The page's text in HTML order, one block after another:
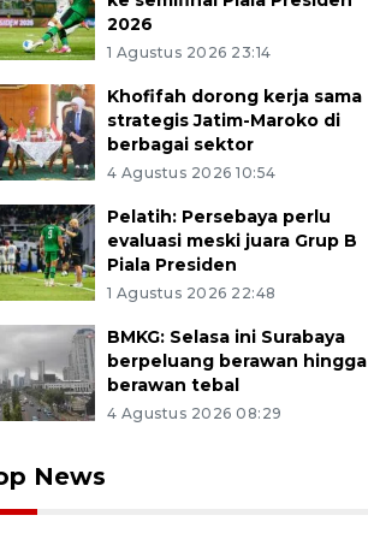
2026
1 Agustus 2026 23:14
Khofifah dorong kerja sama
strategis Jatim-Maroko di
berbagai sektor
4 Agustus 2026 10:54
Pelatih: Persebaya perlu
evaluasi meski juara Grup B
Piala Presiden
1 Agustus 2026 22:48
BMKG: Selasa ini Surabaya
berpeluang berawan hingga
berawan tebal
4 Agustus 2026 08:29
News